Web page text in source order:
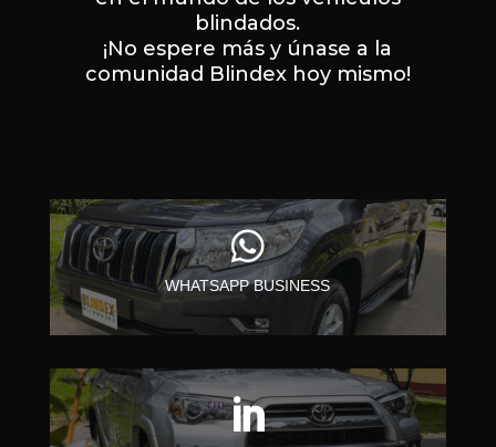
blindados.
¡No espere más y únase a la
comunidad Blindex hoy mismo!

WHATSAPP BUSINESS
